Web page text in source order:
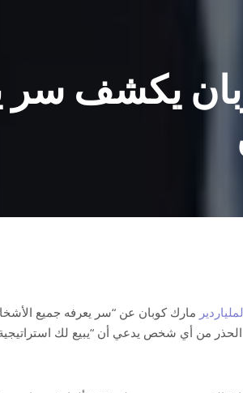
يكشف سر
مارك كوبان عن “سر يعرفه جميع
من أي شخص يدعي أن “يبيع لك